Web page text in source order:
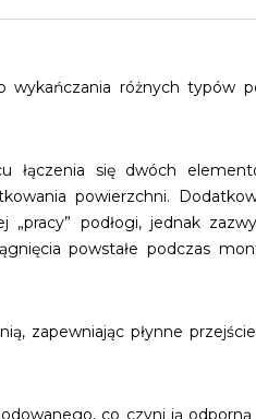
różnych typów
łączenia się dwóch
powierzchni.
podłogi, jednak
powstałe podczas
zapewniając płynne
co czyni ją